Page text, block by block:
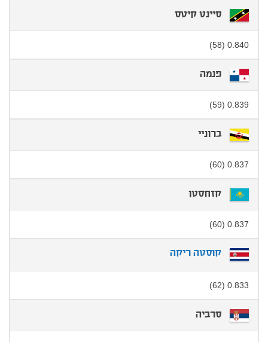
סיינט קיטס
0.840 (58)
פנמה
0.839 (59)
ברוניי
0.837 (60)
קזחסטן
0.837 (60)
קוסטה ריקה
0.833 (62)
סרביה